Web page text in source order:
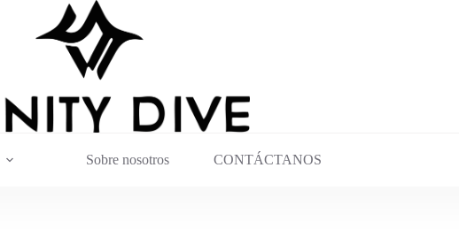
Sobre nosotros CONTÁCTANOS